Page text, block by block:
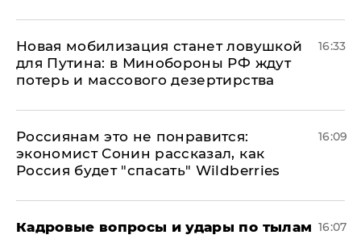
​Новая мобилизация станет ловушкой
для Путина: в Минобороны РФ ждут
потерь и массового дезертирства
16:33
Россиянам это не понравится:
экономист Сонин рассказал, как
Россия будет "спасать" Wildberries
16:09
Кадровые вопросы и удары по тылам 16:07